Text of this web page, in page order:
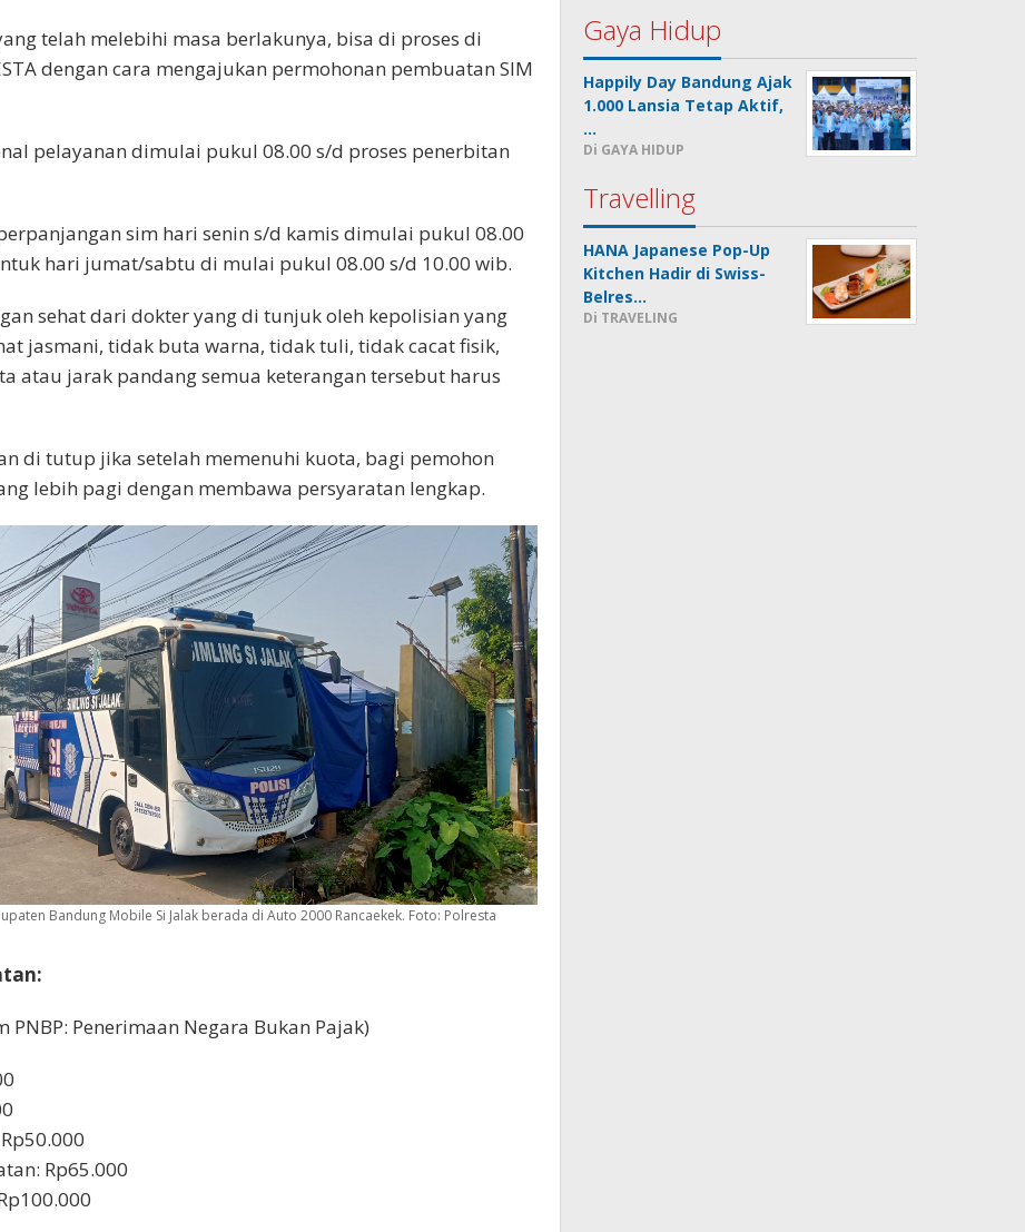
telah melebihi masa berlakunya, bisa di proses di
dengan cara mengajukan permohonan pembuatan SIM
pelayanan dimulai pukul 08.00 s/d proses penerbitan
sim hari senin s/d kamis dimulai pukul 08.00
hari jumat/sabtu di mulai pukul 08.00 s/d 10.00 wib.
sehat dari dokter yang di tunjuk oleh kepolisian yang
jasmani, tidak buta warna, tidak tuli, tidak cacat fisik,
atau jarak pandang semua keterangan tersebut harus
di tutup jika setelah memenuhi kuota, bagi pemohon
lebih pagi dengan membawa persyaratan lengkap.
Bandung Mobile Si Jalak berada di Auto 2000 Rancaekek. Foto: Polresta
PNBP: Penerimaan Negara Bukan Pajak)
Rp65.000
Gaya Hidup
Happily Day Bandung Ajak
1.000 Lansia Tetap Aktif,
…
Di GAYA HIDUP
Travelling
HANA Japanese Pop-Up
Kitchen Hadir di Swiss-
Belres…
Di TRAVELING